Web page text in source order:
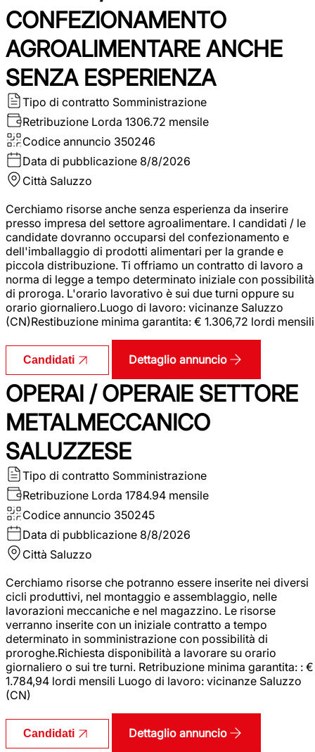
CONFEZIONAMENTO
AGROALIMENTARE ANCHE
SENZA ESPERIENZA
Tipo di contratto Somministrazione
Retribuzione Lorda 1306.72 mensile
Codice annuncio 350246
Data di pubblicazione 8/8/2026
Città Saluzzo
Cerchiamo risorse anche senza esperienza da inserire
presso impresa del settore agroalimentare. I candidati / le
candidate dovranno occuparsi del confezionamento e
dell'imballaggio di prodotti alimentari per la grande e
piccola distribuzione. Ti offriamo un contratto di lavoro a
norma di legge a tempo determinato iniziale con possibilità
di proroga. L'orario lavorativo è sui due turni oppure su
orario giornaliero.Luogo di lavoro: vicinanze Saluzzo
(CN)Restibuzione minima garantita: € 1.306,72 lordi mensili
Candidati Dettaglio annuncio
OPERAI / OPERAIE SETTORE
METALMECCANICO
SALUZZESE
Tipo di contratto Somministrazione
Retribuzione Lorda 1784.94 mensile
Codice annuncio 350245
Data di pubblicazione 8/8/2026
Città Saluzzo
Cerchiamo risorse che potranno essere inserite nei diversi
cicli produttivi, nel montaggio e assemblaggio, nelle
lavorazioni meccaniche e nel magazzino. Le risorse
verranno inserite con un iniziale contratto a tempo
determinato in somministrazione con possibilità di
proroghe.Richiesta disponibilità a lavorare su orario
giornaliero o sui tre turni. Retribuzione minima garantita: : €
1.784,94 lordi mensili Luogo di lavoro: vicinanze Saluzzo
(CN)
Candidati Dettaglio annuncio